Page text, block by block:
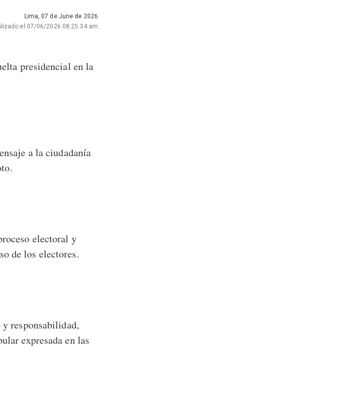
Lima, 07 de June de 2026
el 07/06/2026 08:25:34 am
presidencial en la
a la ciudadanía
electoral y
de los electores.
responsabilidad,
expresada en las